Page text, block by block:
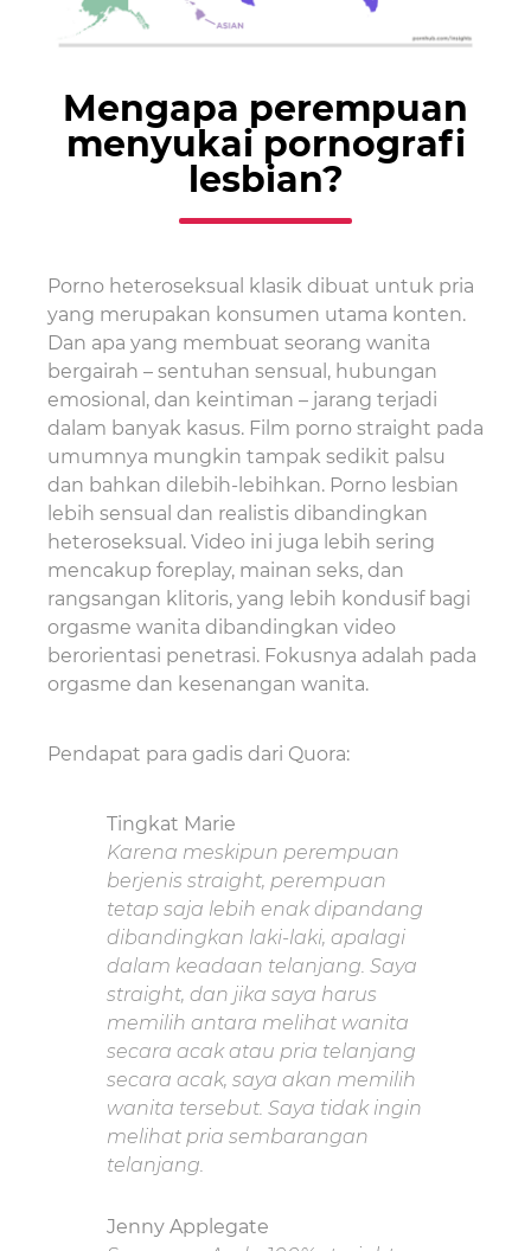
Mengapa perempuan
menyukai pornografi
lesbian?
Porno heteroseksual klasik dibuat untuk pria
yang merupakan konsumen utama konten.
Dan apa yang membuat seorang wanita
bergairah – sentuhan sensual, hubungan
emosional, dan keintiman – jarang terjadi
dalam banyak kasus. Film porno straight pada
umumnya mungkin tampak sedikit palsu
dan bahkan dilebih-lebihkan. Porno lesbian
lebih sensual dan realistis dibandingkan
heteroseksual. Video ini juga lebih sering
mencakup foreplay, mainan seks, dan
rangsangan klitoris, yang lebih kondusif bagi
orgasme wanita dibandingkan video
berorientasi penetrasi. Fokusnya adalah pada
orgasme dan kesenangan wanita.
Pendapat para gadis dari Quora:
Tingkat Marie
Karena meskipun perempuan
berjenis straight, perempuan
tetap saja lebih enak dipandang
dibandingkan laki-laki, apalagi
dalam keadaan telanjang. Saya
straight, dan jika saya harus
memilih antara melihat wanita
secara acak atau pria telanjang
secara acak, saya akan memilih
wanita tersebut. Saya tidak ingin
melihat pria sembarangan
telanjang.
Jenny Applegate